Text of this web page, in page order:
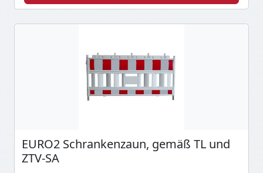
EURO2 Schrankenzaun, gemäß TL und
ZTV-SA